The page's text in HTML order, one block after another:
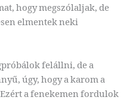
hogy megszólaljak, de
elmentek neki
felállni, de a
úgy, hogy a karom a
a fenekemen fordulok